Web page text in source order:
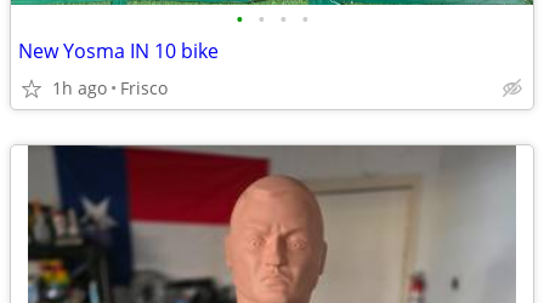
• • • •
New Yosma IN 10 bike
1h ago Frisco